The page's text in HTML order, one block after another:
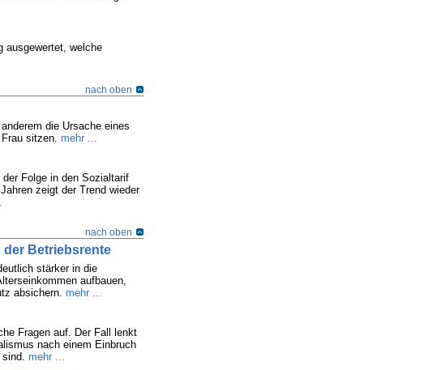
ausgewertet, welche
nach oben
die Ursache eines
sitzen. mehr ...
Folge in den Sozialtarif
zeigt der Trend wieder
nach oben
Betriebsrente
stärker in die
aufbauen,
absichern. mehr ...
Fragen auf. Der Fall lenkt
nach einem Einbruch
mehr ...